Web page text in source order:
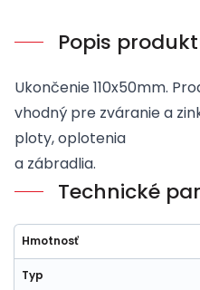
Popis
Ukončenie 110x50mm.
vhodný pre zváranie a
ploty, oplotenia
a zábradlia.
Technické
Hmotnosť
Typ